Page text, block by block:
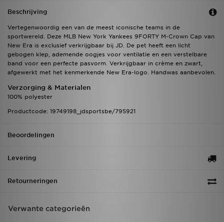
Beschrijving
Vertegenwoordig een van de meest iconische teams in de
sportwereld. Deze MLB New York Yankees 9FORTY M-Crown Cap van
New Era is exclusief verkrijgbaar bij JD. De pet heeft een licht
gebogen klep, ademende oogjes voor ventilatie en een verstelbare
band voor een perfecte pasvorm. Verkrijgbaar in crème en zwart,
afgewerkt met het kenmerkende New Era-logo. Handwas aanbevolen.
Verzorging & Materialen
100% polyester
Productcode: 19749198_jdsportsbe/795921
Beoordelingen
Levering
Retourneringen
Verwante categorieën